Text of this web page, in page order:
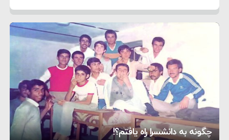
ملی
توضیح وزیر کشور درباره زمان برگزاری انتخابات
۱۳:۱۹
توهین به رئیس‌جمهور جرم است
یحیی سریع: پالایشگاه آرامکو را هدف قرار دادیم
تاسیسات آرامکوی عربستان منفجر شد
هنوز درباره افزایش قیمت بنزین جمع‌بندی نشده
است/ کالا برگ قطعا افزایش می‌یابد
۸:۰۸
پایان سفر کوتاه فرمانده سنتکام به اسرائیل
۵:۰۴
سفر فرمانده سنتکام به اسرائیل
۲۱:۳۶
چگونه به دانشسرا راه یافتم؟!
همراهی رسانه‌ها در فرهنگ‌سازی مصرف بهینه
کلاژن برای سلامت استخوان زنان مفید است